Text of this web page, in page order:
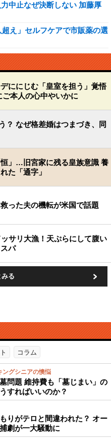
中止なぜ決断しない 加藤厚
え」セルフケアで市販薬の選
ににじむ「皇室を担う」覚悟
本人の心中やいかに
？ なぜ格差婚はつまづき、同
恒」…旧宮家に残る皇族意識 養
た「通字」
った夫の機転が米国で話題
サリ大漁！天ぷらにして腹い
パ
みる
コラム
ングシニアの懊悩
問題 維持費も「墓じまい」の
すればいいのか？
りがテロと間違われた？ オー
劇が一大騒動に